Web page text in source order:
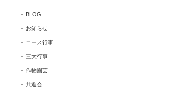
BLOG
お知らせ
コース行事
三大行事
作物園芸
共進会